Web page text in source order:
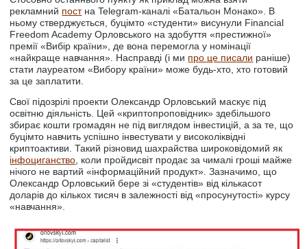
рекламний постна Telegram-каналі «Батальон Монако». В
ньому стверджується, буцімто «студенти» висунули Financial
Freedom Academy Орловського на здобуття «престижної»
премії «Вибір країни», де вона перемогла у номінації
«найкраще навчання». Насправді (і ми про це писали раніше)
стати лауреатом «Вибору країни» може будь-хто, хто готовий
за це заплатити.
Свої підозрілі проекти Олександр Орловський маскує під
освітню діяльність. Цей «криптопроповідник» здебільшого
збирає кошти громадян не під виглядом інвестицій, а за те, що
буцімто навчить успішно інвестувати у високоліквідні
криптоактиви. Такий різновид шахрайства широковідомий як
інфоциганство, коли пройдисвіт продає за чималі гроші майже
нічого не вартий «інформаційний продукт». Зазначимо, що
Олександр Орловський бере зі «студентів» від кількасот
доларів до кількох тисяч в залежності від «просунутості» курсу
«навчання».